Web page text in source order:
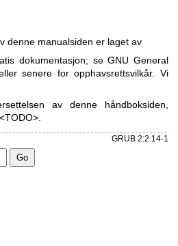
denne manualsiden er laget av
dokumentasjon; seGNU General
senere for opphavsrettsvilkår. Vi
av denne håndboksiden,
GRUB 2:2.14-1